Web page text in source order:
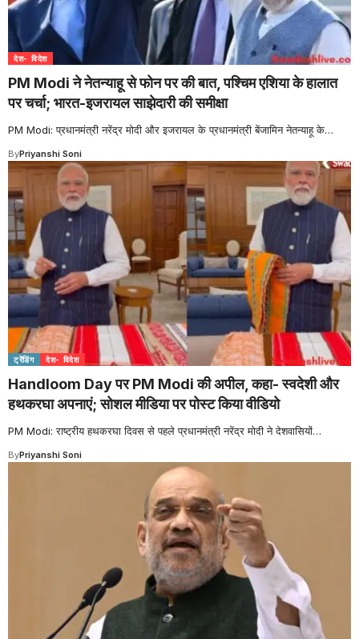
देश- विदेश
PM Modi ने नेतन्याहू से फोन पर की बात, पश्चिम एशिया के हालात
पर चर्चा; भारत-इजरायल साझेदारी की समीक्षा
PM Modi: प्रधानमंत्री नरेंद्र मोदी और इजरायल के प्रधानमंत्री बेंजामिन नेतन्याहू के…
ByPriyanshi Soni
ट्रेंडिंग देश- विदेश
Handloom Day पर PM Modi की अपील, कहा- स्वदेशी और
हथकरघा अपनाएं; सोशल मीडिया पर पोस्ट किया वीडियो
PM Modi: राष्ट्रीय हथकरघा दिवस से पहले प्रधानमंत्री नरेंद्र मोदी ने देशवासियों…
ByPriyanshi Soni